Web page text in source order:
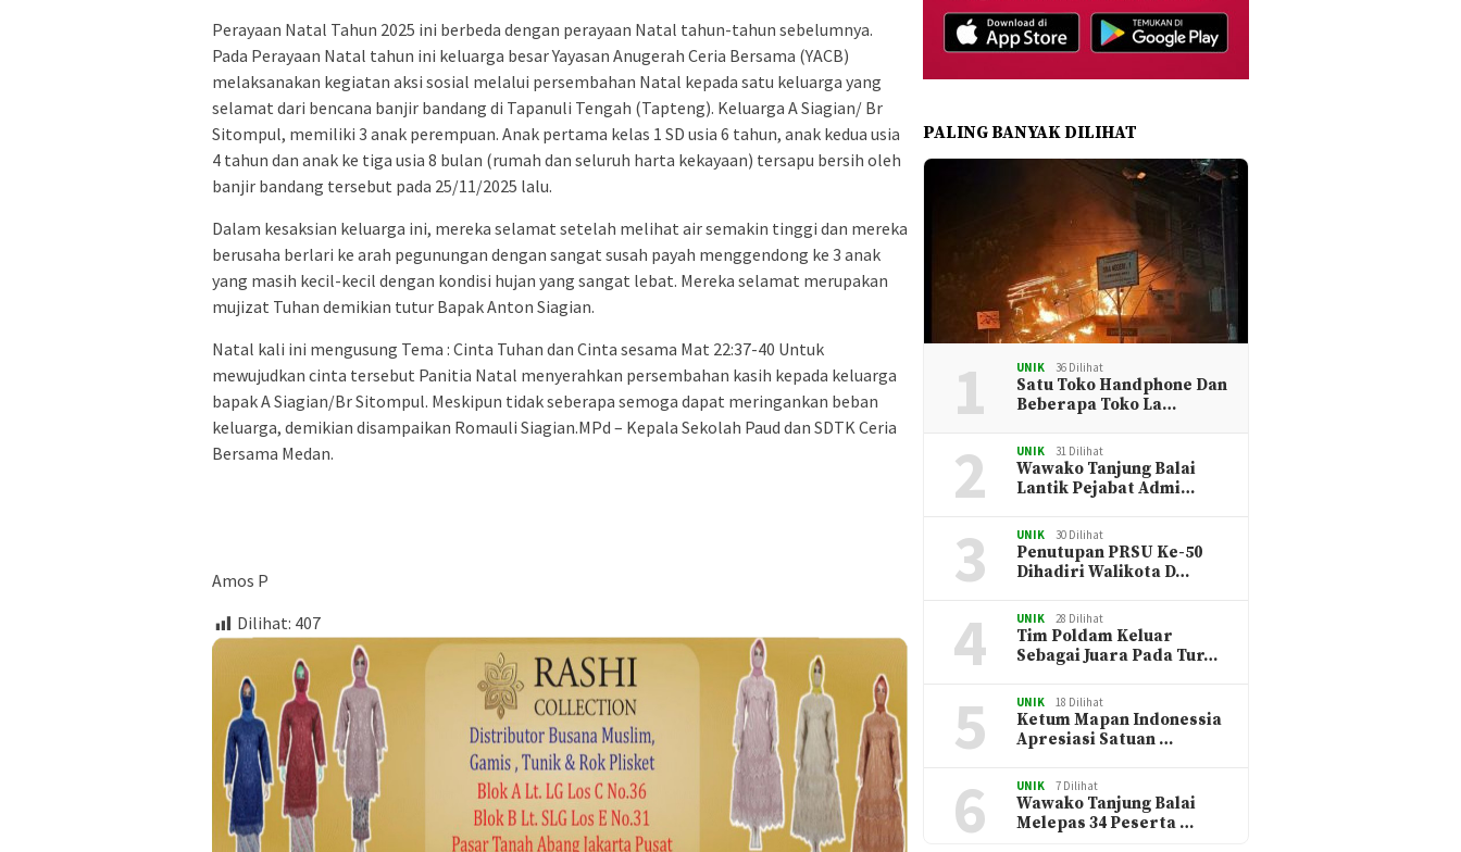
Perayaan Natal Tahun 2025 ini berbeda dengan perayaan Natal tahun-tahun sebelumnya.
Pada Perayaan Natal tahun ini keluarga besar Yayasan Anugerah Ceria Bersama (YACB)
melaksanakan kegiatan aksi sosial melalui persembahan Natal kepada satu keluarga yang
selamat dari bencana banjir bandang di Tapanuli Tengah (Tapteng). Keluarga A Siagian/ Br
Sitompul, memiliki 3 anak perempuan. Anak pertama kelas 1 SD usia 6 tahun, anak kedua usia
4 tahun dan anak ke tiga usia 8 bulan (rumah dan seluruh harta kekayaan) tersapu bersih oleh
banjir bandang tersebut pada 25/11/2025 lalu.
Dalam kesaksian keluarga ini, mereka selamat setelah melihat air semakin tinggi dan mereka
berusaha berlari ke arah pegunungan dengan sangat susah payah menggendong ke 3 anak
yang masih kecil-kecil dengan kondisi hujan yang sangat lebat. Mereka selamat merupakan
mujizat Tuhan demikian tutur Bapak Anton Siagian.
Natal kali ini mengusung Tema : Cinta Tuhan dan Cinta sesama Mat 22:37-40 Untuk
mewujudkan cinta tersebut Panitia Natal menyerahkan persembahan kasih kepada keluarga
bapak A Siagian/Br Sitompul. Meskipun tidak seberapa semoga dapat meringankan beban
keluarga, demikian disampaikan Romauli Siagian.MPd – Kepala Sekolah Paud dan SDTK Ceria
Bersama Medan.
Amos P
Dilihat: 407
PALING BANYAK DILIHAT
1 UNIK 36 Dilihat
Satu Toko Handphone Dan
Beberapa Toko La…
2 UNIK 31 Dilihat
Wawako Tanjung Balai
Lantik Pejabat Admi…
3 UNIK 30 Dilihat
Penutupan PRSU Ke-50
Dihadiri Walikota D…
4 UNIK 28 Dilihat
Tim Poldam Keluar
Sebagai Juara Pada Tur…
5 UNIK 18 Dilihat
Ketum Mapan Indonessia
Apresiasi Satuan …
6 UNIK 7 Dilihat
Wawako Tanjung Balai
Melepas 34 Peserta …